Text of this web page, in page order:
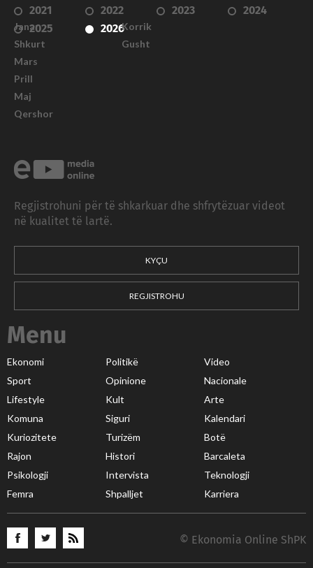
2021
2022 2023
2024
2025
2026
Janar
Shkurt
Mars
Prill
Maj
Qershor
Korrik
Gusht
Regjistrohuni për të shkarkuar dhe shfrytëzuar videot
në kualitet të lartë.
KYÇU
REGJISTROHU
Menu
Ekonomi Politikë
Video
Sport
Opinione
Nacionale
Lifestyle
Kult
Arte
Komuna
Siguri
Kalendari
Kuriozitete
Turizëm
Botë
Rajon
Histori
Barcaleta
Psikologji
Intervista
Teknologji
Femra
Shpalljet Karriera
© Ekonomia Online ShPK